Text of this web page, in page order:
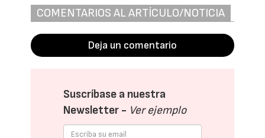
COMENTARIOS AL ARTÍCULO/NOTICIA
Deja un comentario
Suscríbase a nuestra
Newsletter - Ver ejemplo